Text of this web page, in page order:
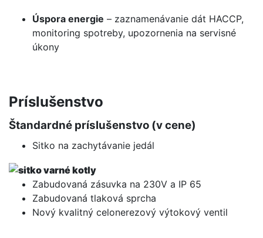
Úspora energie – zaznamenávanie dát HACCP,
monitoring spotreby, upozornenia na servisné
úkony
Príslušenstvo
Štandardné príslušenstvo (v cene)
Sitko na zachytávanie jedál
Zabudovaná zásuvka na 230V a IP 65
Zabudovaná tlaková sprcha
Nový kvalitný celonerezový výtokový ventil